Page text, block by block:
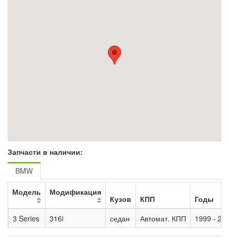
Запчасти в наличии:
BMW
Модель Модификация
Кузов КПП
Годы
3 Series
316i седан Автомат. КПП 1999 -